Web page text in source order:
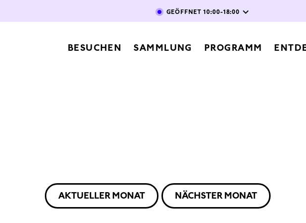
Direkt zum Inhalt
Top Navigation
BESUCHEN SAMMLUNG PROGRAMM
GEÖFFNET 10:00-18:00
AKTUELLER MONAT NÄCHSTER MONAT